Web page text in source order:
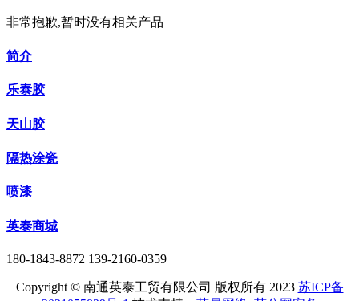
非常抱歉,暂时没有相关产品
简介
乐泰胶
天山胶
隔热涂瓷
喷漆
英泰商城
180-1843-8872 139-2160-0359
Copyright © 南通英泰工贸有限公司 版权所有 2023 苏ICP备